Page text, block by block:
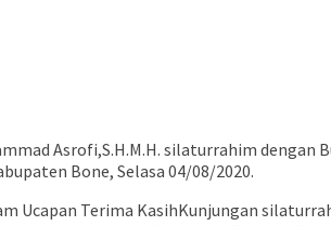
Asrofi,S.H.M.H. silaturrahim dengan
Bone, Selasa 04/08/2020.
Kunjungan